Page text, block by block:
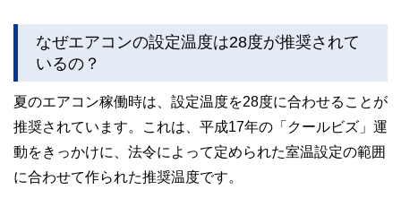
なぜエアコンの設定温度は28度が推奨されて
いるの？
夏のエアコン稼働時は、設定温度を28度に合わせることが
推奨されています。これは、平成17年の「クールビズ」運
動をきっかけに、法令によって定められた室温設定の範囲
に合わせて作られた推奨温度です。